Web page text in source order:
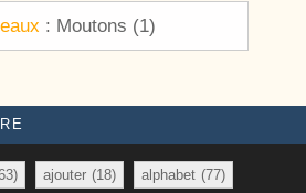
: Moutons (1)
ajouter (18) alphabet (77)